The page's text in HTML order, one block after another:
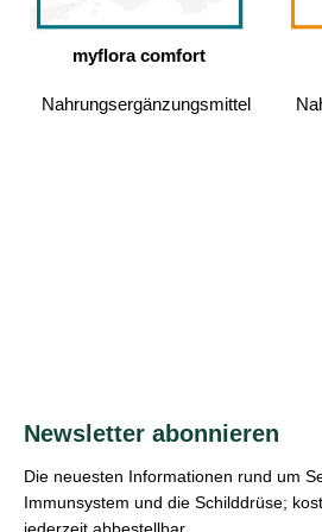
myflora comfort
Nahrungsergänzungsmittel
Newsletter abonnieren
Die neuesten Informationen rund um
Immunsystem und die Schilddrüse;